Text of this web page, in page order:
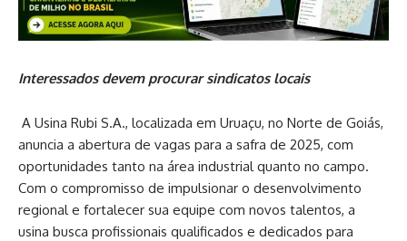
Interessados devem procurar sindicatos locais
A Usina Rubi S.A., localizada em Uruaçu, no Norte de Goiás,
anuncia a abertura de vagas para a safra de 2025, com
oportunidades tanto na área industrial quanto no campo.
Com o compromisso de impulsionar o desenvolvimento
regional e fortalecer sua equipe com novos talentos, a
usina busca profissionais qualificados e dedicados para